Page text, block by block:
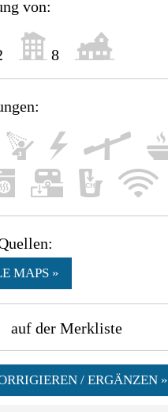
von:
8
MAPS »
auf der Merkliste
/ ERGÄNZEN »